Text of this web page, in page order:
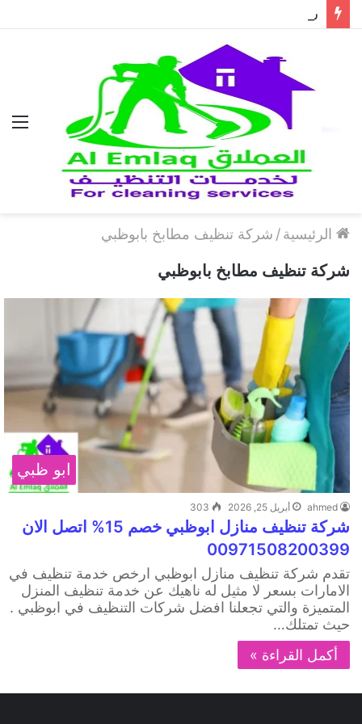
الرئيسية/ شركة تنظيف مطابخ بابوظبي
شركة تنظيف مطابخ بابوظبي
ابو ظبي
ahmed أبريل 25, 2026 303
شركة تنظيف منازل ابوظبي خصم 15% اتصل الان
00971508200399
تقدم شركة تنظيف منازل ابوظبي ارخص خدمة تنظيف في
الامارات بسعر لا مثيل له ناهيك عن خدمة تنظيف المنزل
المتميزة والتي تجعلنا افضل شركات التنظيف في ابوظبي .
حيث تمتلك…
أكمل القراءة »